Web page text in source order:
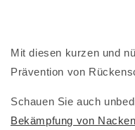
Mit diesen kurzen und
Prävention von
Schauen Sie auch
Bekämpfung von